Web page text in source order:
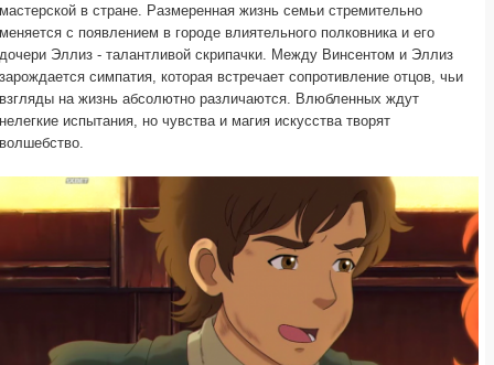
мастерской в стране. Размеренная жизнь семьи стремительно
меняется с появлением в городе влиятельного полковника и его
дочери Эллиз - талантливой скрипачки. Между Винсентом и Эллиз
зарождается симпатия, которая встречает сопротивление отцов, чьи
взгляды на жизнь абсолютно различаются. Влюбленных ждут
нелегкие испытания, но чувства и магия искусства творят
волшебство.